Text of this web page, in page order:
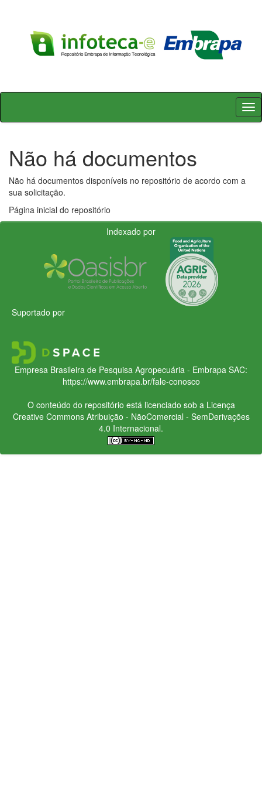
Skip
Não há documentos
Não há documentos disponíveis no repositório de acordo com a
sua solicitação.
Página inicial do repositório
Indexado por
Suportado por
Empresa Brasileira de Pesquisa Agropecuária - Embrapa SAC:
https://www.embrapa.br/fale-conosco
O conteúdo do repositório está licenciado sob a Licença
Creative CommonsAtribuição - NãoComercial - SemDerivações
4.0 Internacional.